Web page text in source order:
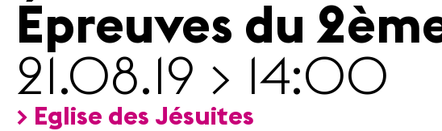
Épreuves du
21.08.19 > 14:00
> Eglise des Jésuites